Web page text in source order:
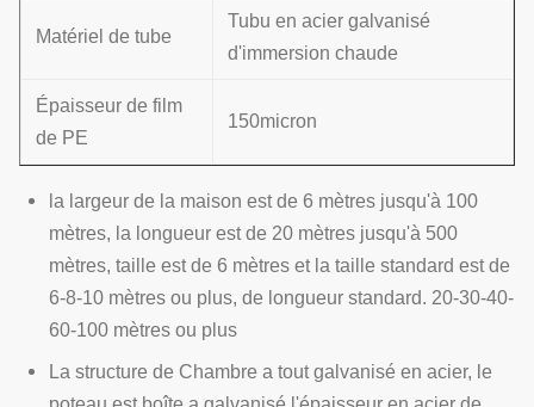
Matériel de tube
Tubu en acier galvanisé
d'immersion chaude
Épaisseur de film
de PE
150micron
la largeur de la maison est de 6 mètres jusqu'à 100
mètres, la longueur est de 20 mètres jusqu'à 500
mètres, taille est de 6 mètres et la taille standard est de
6-8-10 mètres ou plus, de longueur standard. 20-30-40-
60-100 mètres ou plus
La structure de Chambre a tout galvanisé en acier, le